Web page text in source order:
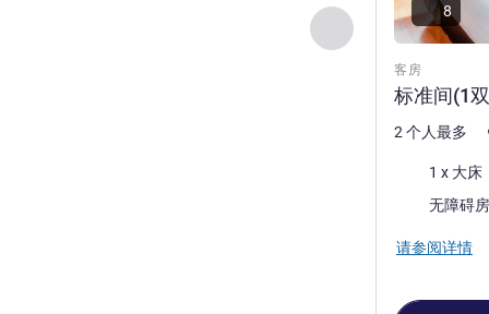
上一个 - 客房
客房
标准间(1
8
2 个人最多
床上用品1 x 大床
无障碍
请参阅详情